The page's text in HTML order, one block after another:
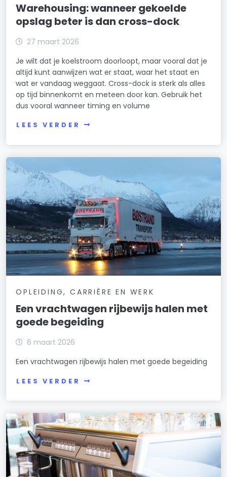
Warehousing: wanneer gekoelde
opslag beter is dan cross-dock
27 maart 2026
Je wilt dat je koelstroom doorloopt, maar vooral dat je
altijd kunt aanwijzen wat er staat, waar het staat en
wat er vandaag weggaat. Cross-dock is sterk als alles
op tijd binnenkomt en meteen door kan. Gebruik het
dus vooral wanneer timing en volume
LEES VERDER
OPLEIDING, CARRIÈRE EN WERK
Een vrachtwagen rijbewijs halen met
goede begeiding
6 maart 2026
Een vrachtwagen rijbewijs halen met goede begeiding
LEES VERDER